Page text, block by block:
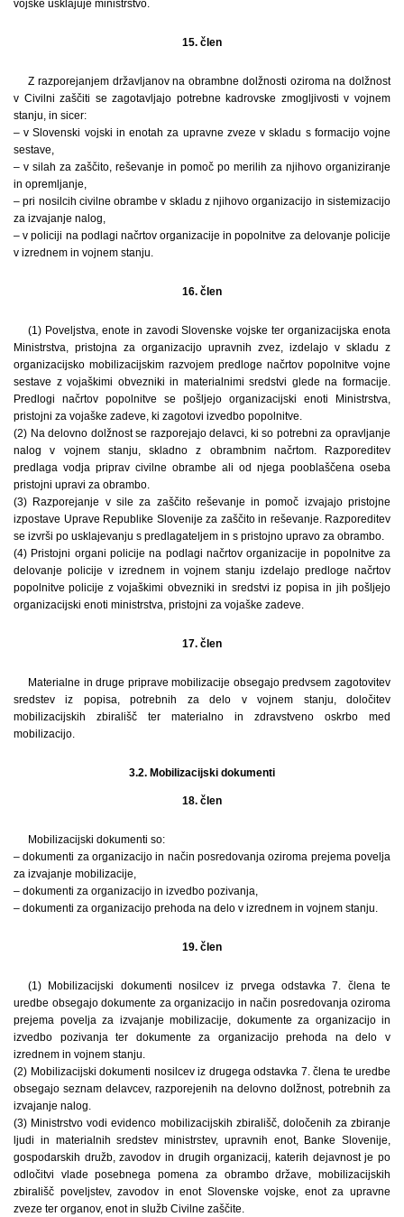
vojske usklajuje ministrstvo.
15. člen
Z razporejanjem državljanov na obrambne dolžnosti oziroma na dolžnost
v Civilni zaščiti se zagotavljajo potrebne kadrovske zmogljivosti v vojnem
stanju, in sicer:
– v Slovenski vojski in enotah za upravne zveze v skladu s formacijo vojne
sestave,
– v silah za zaščito, reševanje in pomoč po merilih za njihovo organiziranje
in opremljanje,
– pri nosilcih civilne obrambe v skladu z njihovo organizacijo in sistemizacijo
za izvajanje nalog,
– v policiji na podlagi načrtov organizacije in popolnitve za delovanje policije
v izrednem in vojnem stanju.
16. člen
(1) Poveljstva, enote in zavodi Slovenske vojske ter organizacijska enota
Ministrstva, pristojna za organizacijo upravnih zvez, izdelajo v skladu z
organizacijsko mobilizacijskim razvojem predloge načrtov popolnitve vojne
sestave z vojaškimi obvezniki in materialnimi sredstvi glede na formacije.
Predlogi načrtov popolnitve se pošljejo organizacijski enoti Ministrstva,
pristojni za vojaške zadeve, ki zagotovi izvedbo popolnitve.
(2) Na delovno dolžnost se razporejajo delavci, ki so potrebni za opravljanje
nalog v vojnem stanju, skladno z obrambnim načrtom. Razporeditev
predlaga vodja priprav civilne obrambe ali od njega pooblaščena oseba
pristojni upravi za obrambo.
(3) Razporejanje v sile za zaščito reševanje in pomoč izvajajo pristojne
izpostave Uprave Republike Slovenije za zaščito in reševanje. Razporeditev
se izvrši po usklajevanju s predlagateljem in s pristojno upravo za obrambo.
(4) Pristojni organi policije na podlagi načrtov organizacije in popolnitve za
delovanje policije v izrednem in vojnem stanju izdelajo predloge načrtov
popolnitve policije z vojaškimi obvezniki in sredstvi iz popisa in jih pošljejo
organizacijski enoti ministrstva, pristojni za vojaške zadeve.
17. člen
Materialne in druge priprave mobilizacije obsegajo predvsem zagotovitev
sredstev iz popisa, potrebnih za delo v vojnem stanju, določitev
mobilizacijskih zbirališč ter materialno in zdravstveno oskrbo med
mobilizacijo.
3.2. Mobilizacijski dokumenti
18. člen
Mobilizacijski dokumenti so:
– dokumenti za organizacijo in način posredovanja oziroma prejema povelja
za izvajanje mobilizacije,
– dokumenti za organizacijo in izvedbo pozivanja,
– dokumenti za organizacijo prehoda na delo v izrednem in vojnem stanju.
19. člen
(1) Mobilizacijski dokumenti nosilcev iz prvega odstavka 7. člena te
uredbe obsegajo dokumente za organizacijo in način posredovanja oziroma
prejema povelja za izvajanje mobilizacije, dokumente za organizacijo in
izvedbo pozivanja ter dokumente za organizacijo prehoda na delo v
izrednem in vojnem stanju.
(2) Mobilizacijski dokumenti nosilcev iz drugega odstavka 7. člena te uredbe
obsegajo seznam delavcev, razporejenih na delovno dolžnost, potrebnih za
izvajanje nalog.
(3) Ministrstvo vodi evidenco mobilizacijskih zbirališč, določenih za zbiranje
ljudi in materialnih sredstev ministrstev, upravnih enot, Banke Slovenije,
gospodarskih družb, zavodov in drugih organizacij, katerih dejavnost je po
odločitvi vlade posebnega pomena za obrambo države, mobilizacijskih
zbirališč poveljstev, zavodov in enot Slovenske vojske, enot za upravne
zveze ter organov, enot in služb Civilne zaščite.